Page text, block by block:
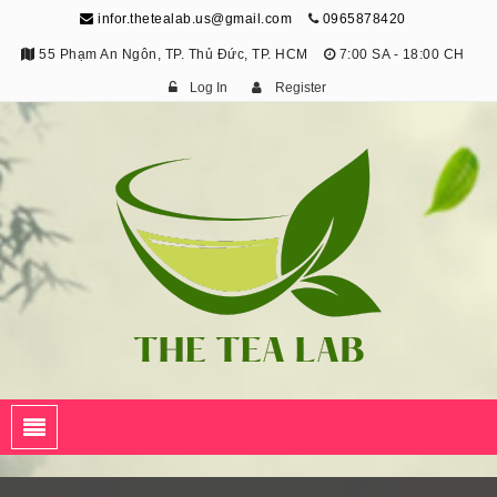
infor.thetealab.us@gmail.com 0965878420
55 Phạm An Ngôn, TP. Thủ Đức, TP. HCM 7:00 SA - 18:00 CH
Log In Register